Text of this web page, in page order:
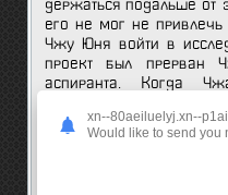
держаться подальше от
его не мог не привлечь
Чжу Юня войти в
проект был прерван
аспиранта. Когда
чтобы взять на себя
предан, когда был
Чжу Юня сильно
xn--80aeiluelyj.xn--p1ai
Would like to send you